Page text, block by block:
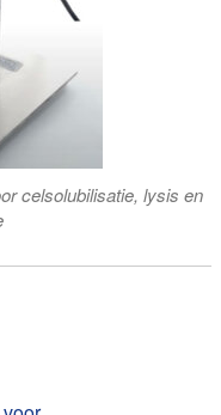
celsolubilisatie, lysis en